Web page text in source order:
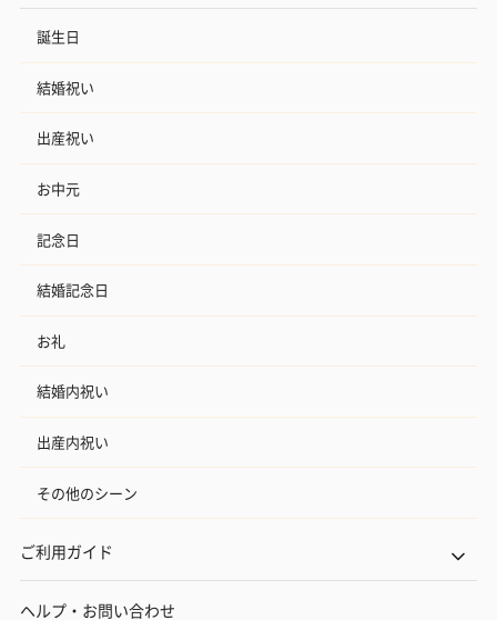
誕生日
結婚祝い
出産祝い
お中元
記念日
結婚記念日
お礼
結婚内祝い
出産内祝い
その他のシーン
ご利用ガイド
ヘルプ・お問い合わせ